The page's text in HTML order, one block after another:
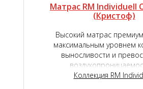
Матрас RM Individuell
(Кристоф)
Высокий матрас премиум
максимальным уровнем
выносливости и
Коллекция RM